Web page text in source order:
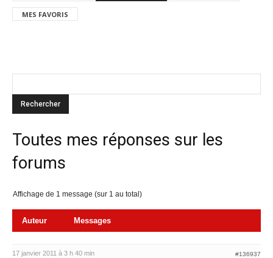
MES FAVORIS
Toutes mes réponses sur les
forums
Affichage de 1 message (sur 1 au total)
Auteur Messages
17 janvier 2011 à 3 h 40 min #136937